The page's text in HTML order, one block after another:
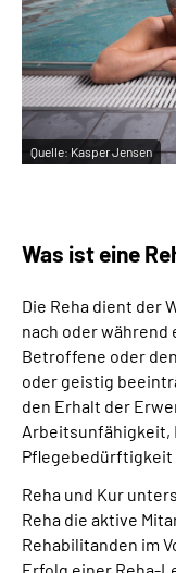
Quelle: Kasper Jensen
Was ist eine
Die Reha dient der
nach oder während
Betroffene oder
oder geistig
den Erhalt der
Arbeitsunfähigkeit,
Pflegebedürftigkeit
Reha und Kur
Reha die aktive
Rehabilitanden im